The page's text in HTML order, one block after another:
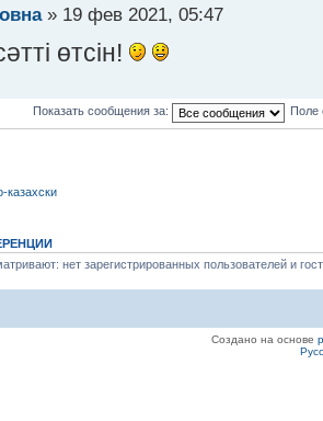
» 19 фев 2021, 05:47
өтсін!
Показать сообщения за: Поле
казахски
нет зарегистрированных пользователей и
Создано на основе